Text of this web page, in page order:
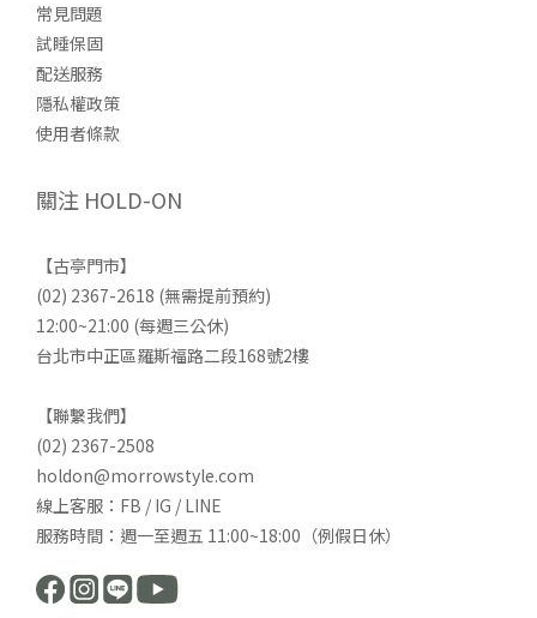
常見問題
試睡保固
配送服務
隱私權政策
使用者條款
關注 HOLD-ON
【古亭門市】
(02) 2367-2618 (無需提前預約)
12:00~21:00 (每週三公休)
台北市中正區羅斯福路二段168號2樓
【聯繫我們】
(02) 2367-2508
holdon@morrowstyle.com
線上客服：FB / IG / LINE
服務時間：週一至週五 11:00~18:00（例假日休）